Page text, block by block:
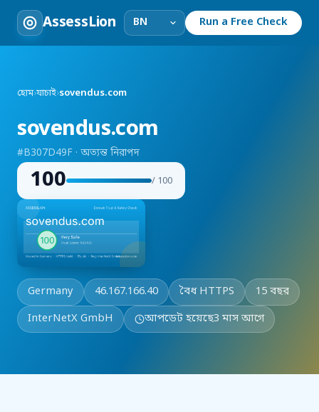
AssessLion Run a Free Check
হোম›যাচাই›sovendus.com
sovendus.com
#B307D49F · অত্যন্ত নিরাপদ
100 / 100
Germany 46.167.166.40 বৈধ HTTPS
15 বছর
InterNetX GmbH
আপডেট হয়েছে3 মাস আগে